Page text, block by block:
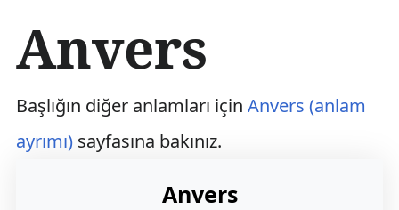
r
ğ
a
Anvers
Başlığın diğer anlamları için Anvers (anlam
ayrımı)sayfasına bakınız.
Anvers